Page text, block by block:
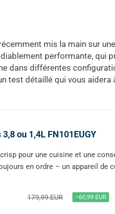
mis la main sur
performante, qui
dans différentes
test détaillé qui vous aidera
ou 1,4L FN101EUGY
pour une cuisine et une
en ordre – un appareil de
179,99 EUR −60,99 EUR